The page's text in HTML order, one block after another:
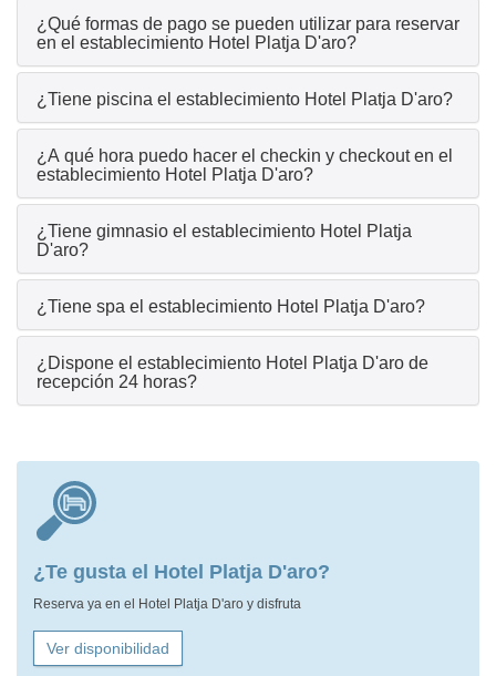
¿Qué formas de pago se pueden utilizar para reservar
en el establecimiento Hotel Platja D'aro?
¿Tiene piscina el establecimiento Hotel Platja D'aro?
¿A qué hora puedo hacer el checkin y checkout en el
establecimiento Hotel Platja D'aro?
¿Tiene gimnasio el establecimiento Hotel Platja
D'aro?
¿Tiene spa el establecimiento Hotel Platja D'aro?
¿Dispone el establecimiento Hotel Platja D'aro de
recepción 24 horas?
¿Te gusta el Hotel Platja D'aro?
Reserva ya en el Hotel Platja D'aro y disfruta
Ver disponibilidad